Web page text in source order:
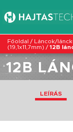
Főoldal / Láncok/
(19,1x11,7mm) / 12B
12B
LEÍRÁS